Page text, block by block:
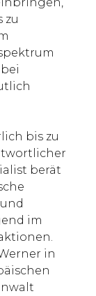
zu
bis zu
berät
im
in